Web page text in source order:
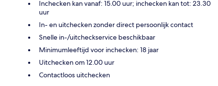
Inchecken kan vanaf: 15.00 uur; inchecken kan tot: 23.30
uur
In- en uitchecken zonder direct persoonlijk contact
Snelle in-/uitcheckservice beschikbaar
Minimumleeftijd voor inchecken: 18 jaar
Uitchecken om 12.00 uur
Contactloos uitchecken